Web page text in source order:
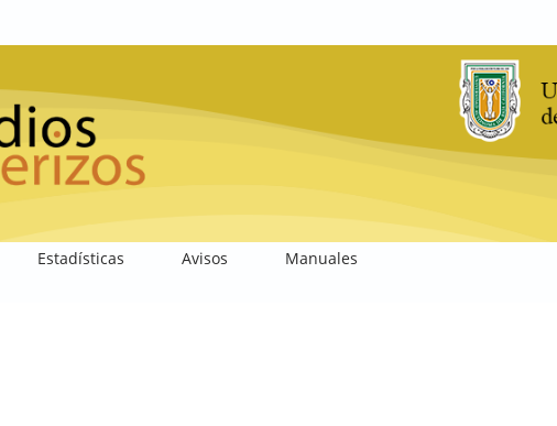
Estadísticas Avisos
Manuales